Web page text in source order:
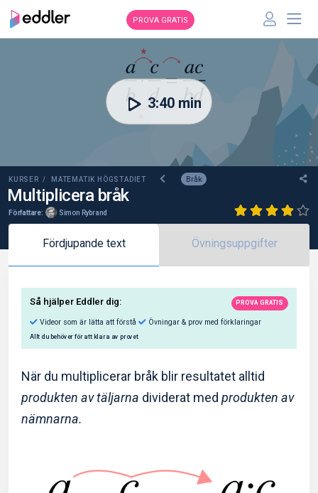
PROVA GRATIS
KURSER / MATEMATIK HÖGSTADIET Bråk
Multiplicera bråk
Författare: Simon Rybrand
3:40 min
Fördjupande text Övningsuppgifter
Allt du behöver för att klara av provet
När du multiplicerar bråk blir resultatet alltid
produkten av täljarna dividerat med produkten av
nämnarna.